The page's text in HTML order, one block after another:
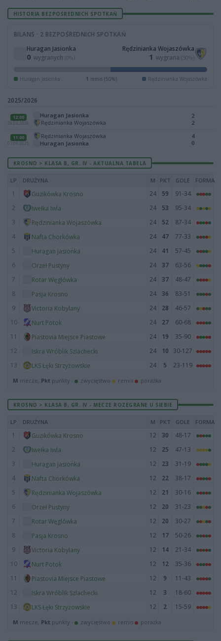
HISTORIA BEZPOŚREDNICH SPOTKAŃ
BILANS · 2 BEZPOŚREDNICH SPOTKAŃ
Huragan Jasionka
0 wygranych (0%)
Rędzinianka Wojaszówka
1 wygrana (50%)
Huragan Jasionka 1 remis (50%) Rędzinianka Wojaszówka
2025/2026
12:00
26.04.2026
Huragan Jasionka
Rędzinianka Wojaszówka
2
2
11:00
07.09.2025
Rędzinianka Wojaszówka
Huragan Jasionka
4
0
KROSNO > KLASA B, GR. IV - AKTUALNA TABELA
LP DRUŻYNA M PKT GOLE FORMA
1 Guzikówka Krosno 24 59
91-34
2
Iwełka Iwla 24 53
95-34
3
Rędzinianka Wojaszówka 24 52
87-34
4
Nafta Chorkówka 24 47
77-33
5
Huragan Jasionka 24 41
57-45
6
Orzeł Pustyny 24 37
63-56
7
Rotar Węglówka 24 37
48-47
8
Pasja Krosno 24 36
83-51
9
Victoria Kobylany 24 28
46-57
10
Nurt Potok 24 27
60-68
11
Piastovia Miejsce Piastowe 24 19
35-90
12
Iskra Wróblik Szlachecki 24 10
30-127
13
LKS Łęki Strzyżowskie 24 5 23-119
M mecze, Pkt punkty · zwycięstwo remis porażka
KROSNO > KLASA B, GR. IV - MECZE ROZEGRANE U SIEBIE
LP DRUŻYNA M PKT GOLE FORMA
1 Guzikówka Krosno 12 30
48-17
2
Iwełka Iwla 12 25
47-13
3
Huragan Jasionka 12 23
31-19
4
Nafta Chorkówka 12 22
38-17
5
Rędzinianka Wojaszówka 12 21
30-16
6
Orzeł Pustyny 12 20
31-23
7
Rotar Węglówka 12 20
30-27
8
Pasja Krosno 12 17
50-26
9
Victoria Kobylany 12 14
21-34
10
Nurt Potok 12 12
35-36
11
Piastovia Miejsce Piastowe 12 9
11-43
12
Iskra Wróblik Szlachecki 12 3
18-60
13
LKS Łęki Strzyżowskie 12 2 15-59
M mecze, Pkt punkty · zwycięstwo remis porażka